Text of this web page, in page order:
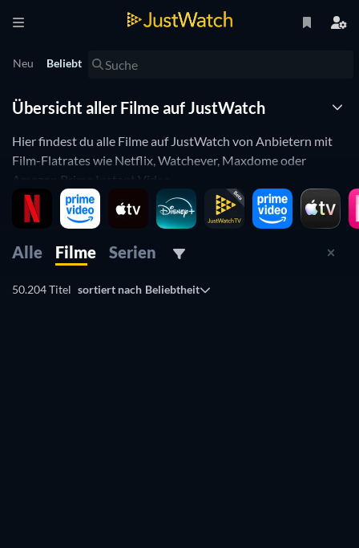
Neu Beliebt
Übersicht aller Filme auf JustWatch
Hier findest du alle Filme auf JustWatch von Anbietern mit
Film-Flatrates wie Netflix, Watchever, Maxdome oder
Amazon Prime Instant Video.
Aber auch die beliebtesten Filme im Einzelkauf oder als
Download zur Miete bei iTunes, Amazon, Google Play und
Benutze unsere einfachen Filter um z.B. nur die populärsten
bestimmten Jahr. Du kannst auch ganz einfach nach Genre
Alle Filme Serien
50.204 Titel sortiert nach Beliebtheit